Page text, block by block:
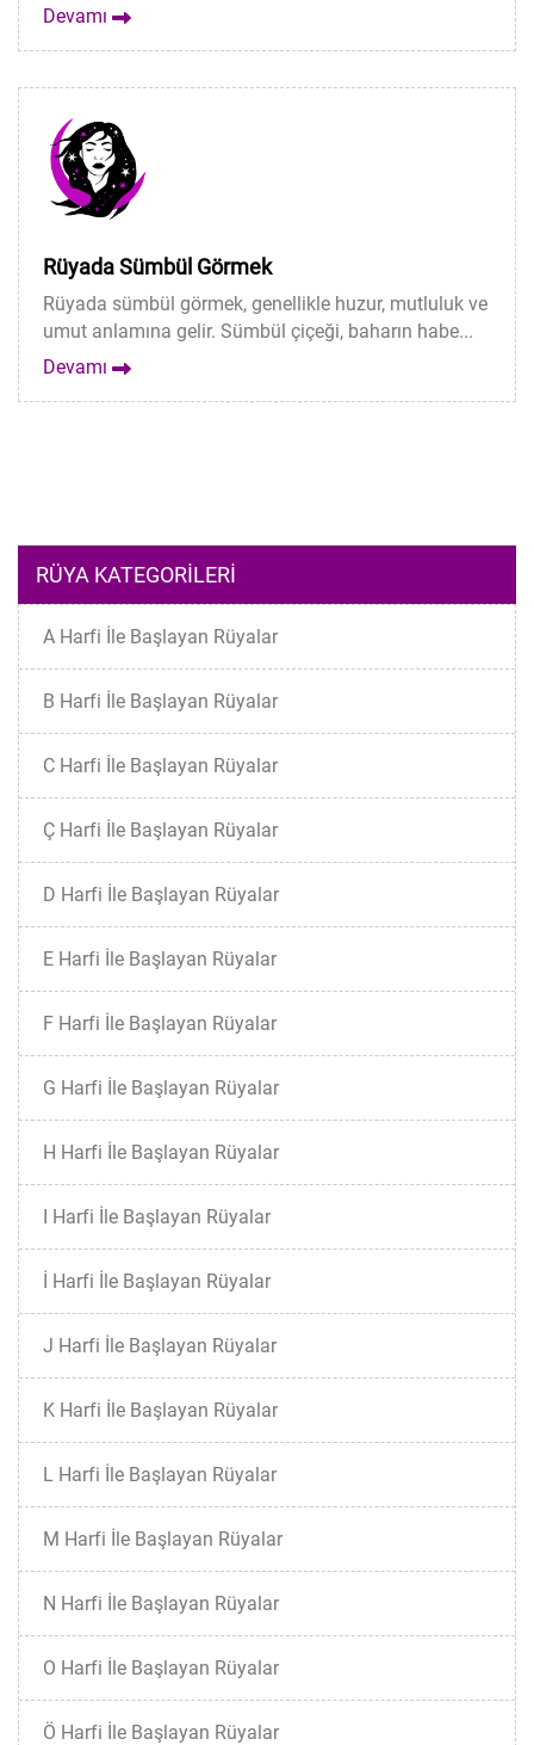
Devamı
Rüyada Sümbül Görmek
Rüyada sümbül görmek, genellikle huzur, mutluluk ve
umut anlamına gelir. Sümbül çiçeği, baharın habe...
Devamı
RÜYA KATEGORILERI
A Harfi İle Başlayan Rüyalar
B Harfi İle Başlayan Rüyalar
C Harfi İle Başlayan Rüyalar
Ç Harfi İle Başlayan Rüyalar
D Harfi İle Başlayan Rüyalar
E Harfi İle Başlayan Rüyalar
F Harfi İle Başlayan Rüyalar
G Harfi İle Başlayan Rüyalar
H Harfi İle Başlayan Rüyalar
I Harfi İle Başlayan Rüyalar
İ Harfi İle Başlayan Rüyalar
J Harfi İle Başlayan Rüyalar
K Harfi İle Başlayan Rüyalar
L Harfi İle Başlayan Rüyalar
M Harfi İle Başlayan Rüyalar
N Harfi İle Başlayan Rüyalar
O Harfi İle Başlayan Rüyalar
Ö Harfi İle Başlayan Rüyalar